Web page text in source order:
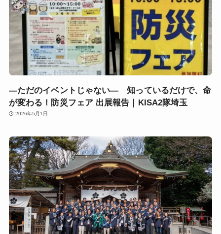
―ただのイベントじゃない― 知っているだけで、命
が変わる！防災フェア 出展報告｜KISA2隊埼玉
2026年5月1日